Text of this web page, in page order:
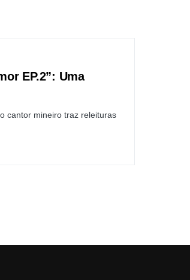
EP.2”: Uma
cantor mineiro traz releituras